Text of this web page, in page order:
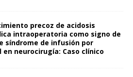
precoz de acidosis
intraoperatoria como signo de
síndrome de infusión por
en neurocirugía: Caso clínico